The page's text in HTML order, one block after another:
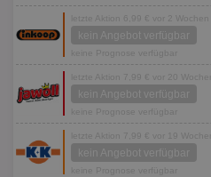
letzte Aktion 6,99 € vor 2 Wochen
kein Angebot verfügbar
keine Prognose verfügbar
letzte Aktion 7,99 € vor 20 Wochen
kein Angebot verfügbar
keine Prognose verfügbar
letzte Aktion 7,99 € vor 19 Wochen
kein Angebot verfügbar
keine Prognose verfügbar